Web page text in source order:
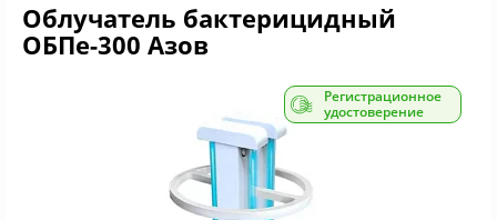
Облучатель бактерицидный
ОБПе-300 Азов
Регистрационное
удостоверение